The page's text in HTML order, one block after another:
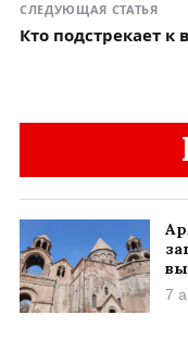
СЛЕДУЮЩАЯ СТАТЬЯ
Кто подстрекает
7